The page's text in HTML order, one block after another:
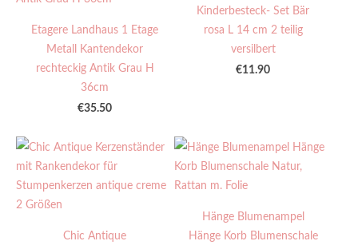
Etagere Landhaus 1 Etage
Metall Kantendekor
rechteckig Antik Grau H
36cm
€35.50
Kinderbesteck- Set Bär
rosa L 14 cm 2 teilig
versilbert
€11.90
Chic Antique
Hänge Blumenampel
Hänge Korb Blumenschale